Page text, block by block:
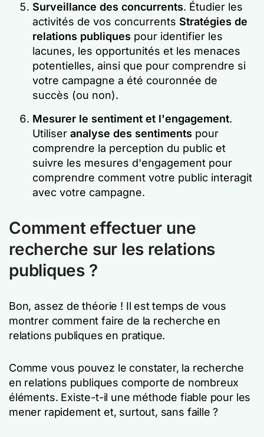
Surveillance des concurrents. Étudier les
activités de vos concurrents Stratégies de
relations publiques pour identifier les
lacunes, les opportunités et les menaces
potentielles, ainsi que pour comprendre si
votre campagne a été couronnée de
succès (ou non).
Mesurer le sentiment et l'engagement.
Utiliser analyse des sentiments pour
comprendre la perception du public et
suivre les mesures d'engagement pour
comprendre comment votre public interagit
avec votre campagne.
Comment effectuer une
recherche sur les relations
publiques ?
Bon, assez de théorie ! Il est temps de vous
montrer comment faire de la recherche en
relations publiques en pratique.
Comme vous pouvez le constater, la recherche
en relations publiques comporte de nombreux
éléments. Existe-t-il une méthode fiable pour les
mener rapidement et, surtout, sans faille ?